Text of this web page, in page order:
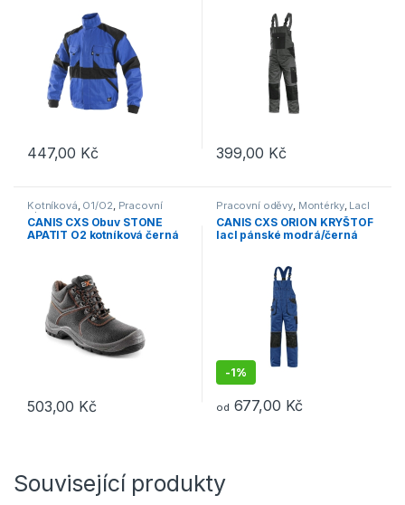
447,00 Kč
Tento produkt má více variant. Možnosti lze vybrat na stránce
399,00 Kč
Tento produkt má více
Kotníková, O1/O2, Pracovní
obuv
CANIS CXS Obuv STONE
APATIT O2 kotníková černá
503,00 Kč
Tento produkt má více variant. Možnosti lze vybrat na stránce
Pracovní oděvy, Montérky, Lacl
CANIS CXS ORION KRYŠTOF
lacl pánské modrá/černá
-1%
od 677,00 Kč
Související produkty